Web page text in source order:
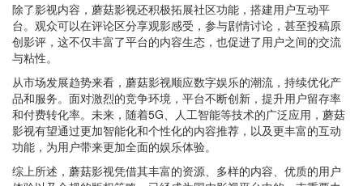
除了影视内容，蘑菇影视还积极拓展社区功能，搭建用户互动平
台。观众可以在评论区分享观影感受，参与剧情讨论，甚至投稿原
创影评，这不仅丰富了平台的内容生态，也促进了用户之间的交流
与粘性。
从市场发展趋势来看，蘑菇影视顺应数字娱乐的潮流，持续优化产
品和服务。面对激烈的竞争环境，平台不断创新，提升用户留存率
和付费转化率。未来，随着5G、人工智能等技术的广泛应用，蘑菇
影视有望通过更加智能化和个性化的内容推荐，以及更丰富的互动
功能，为用户带来更加全面的娱乐体验。
综上所述，蘑菇影视凭借其丰富的资源、多样的内容、优质的用户